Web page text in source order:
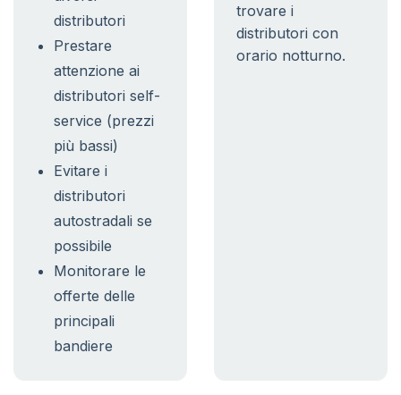
distributori
Prestare
attenzione ai
distributori self-
service (prezzi
più bassi)
Evitare i
distributori
autostradali se
possibile
Monitorare le
offerte delle
principali
bandiere
trovare i
distributori con
orario notturno.